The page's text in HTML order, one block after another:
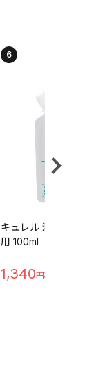
6
キュレル 潤浸保湿 乳液
用 100ml 【医薬部外品】
1,340